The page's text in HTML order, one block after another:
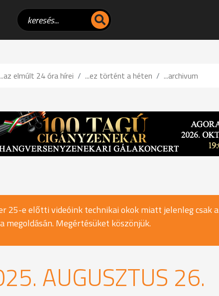
elmúlt 24 óra hírei ...ez történt a héten ...archivum
25-e előtti videóink technikai okok miatt jelenleg csak a
megoldásán. Megértésüket köszönjük.
AUGUSZTUS 26.